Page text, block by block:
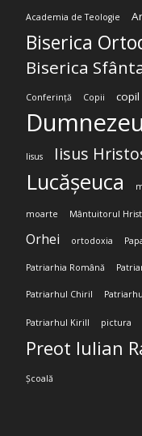
Academia de Teologie
Biserica
Biserica
Conferință Copii copil
Dumnezeu
Iisus Iisus
Lucășeuca
moarte Mântuitorul
Orhei ortodoxia
Patriarhia Română
Patriarhul Chiril
Patriarhul Kirill pictura
Preot Iulian
Școală